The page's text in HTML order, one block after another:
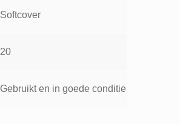
Softcover
20
Gebruikt en in goede conditie